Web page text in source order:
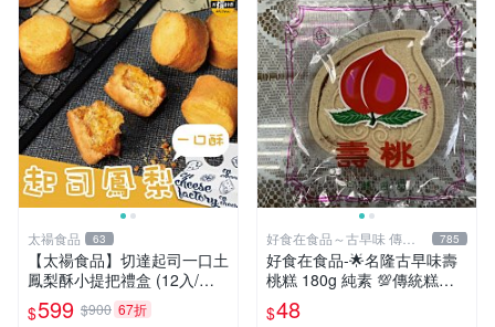
太禓食品 63
【太禓食品】切達起司一口土
鳳梨酥小提把禮盒 (12入/盒)
X3盒
$599 $900 67折
好食在食品～古早味 傳統
美食
785
好食在食品-🌟名隆古早味壽
桃糕 180g 純素 💯傳統糕點 2
種口味😋 傳統糕點 年貨必備
$48